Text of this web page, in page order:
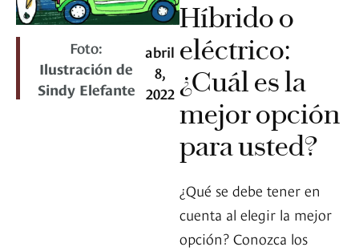
Foto:
Ilustración de
Sindy Elefante
abril
8,
2022
Híbrido o
eléctrico:
¿Cuál es la
mejor opción
para usted?
¿Qué se debe tener en
cuenta al elegir la mejor
opción? Conozca los